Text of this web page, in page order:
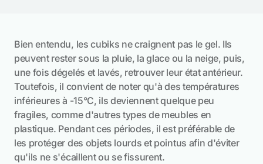
Bien entendu, les cubiks ne craignent pas le gel. Ils
peuvent rester sous la pluie, la glace ou la neige, puis,
une fois dégelés et lavés, retrouver leur état antérieur.
Toutefois, il convient de noter qu'à des températures
inférieures à -15°C, ils deviennent quelque peu
fragiles, comme d'autres types de meubles en
plastique. Pendant ces périodes, il est préférable de
les protéger des objets lourds et pointus afin d'éviter
qu'ils ne s'écaillent ou se fissurent.